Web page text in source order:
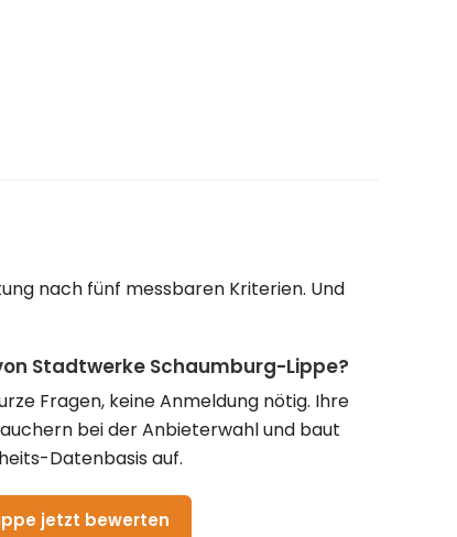
nach fünf messbaren Kriterien. Und
Stadtwerke Schaumburg-Lippe?
Fragen, keine Anmeldung nötig. Ihre
bei der Anbieterwahl und baut
Datenbasis auf.
jetzt bewerten